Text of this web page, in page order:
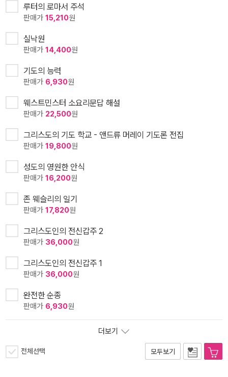
루터의 로마서 주석
판매가 15,210원
실낙원
판매가 14,400원
기도의 능력
판매가 6,930원
웨스트민스터 소요리문답 해설
판매가 22,500원
그리스도의 기도 학교 - 앤드류 머레이 기도론 전집
판매가 19,800원
성도의 영원한 안식
판매가 16,200원
존 웨슬리의 일기
판매가 17,820원
그리스도인의 전신갑주 2
판매가 36,000원
그리스도인의 전신갑주 1
판매가 36,000원
완전한 순종
판매가 6,930원
더보기
전체선택 모두보기